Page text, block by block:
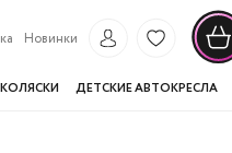
Новинки
ДЕТСКИЕ АВТОКРЕСЛА